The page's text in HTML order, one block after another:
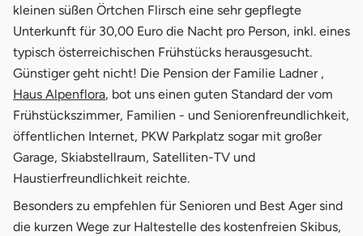
kleinen süßen Örtchen Flirsch eine sehr gepflegte
Unterkunft für 30,00 Euro die Nacht pro Person, inkl. eines
typisch österreichischen Frühstücks herausgesucht.
Günstiger geht nicht! Die Pension der Familie Ladner ,
Haus Alpenflora, bot uns einen guten Standard der vom
Frühstückszimmer, Familien - und Seniorenfreundlichkeit,
öffentlichen Internet, PKW Parkplatz sogar mit großer
Garage, Skiabstellraum, Satelliten-TV und
Haustierfreundlichkeit reichte.
Besonders zu empfehlen für Senioren und Best Ager sind
die kurzen Wege zur Haltestelle des kostenfreien Skibus,